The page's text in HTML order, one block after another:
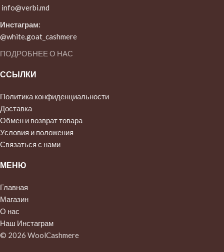
info@verbi.md
Инстаграм:
@white.goat_cashmere
ПОДРОБНЕЕ О НАС
ССЫЛКИ
Политика конфиденциальности
Доставка
Обмен и возврат товара
Условия и положения
Связаться с нами
МЕНЮ
Главная
Магазин
О нас
Наш Инстаграм
© 2026 WoolCashmere